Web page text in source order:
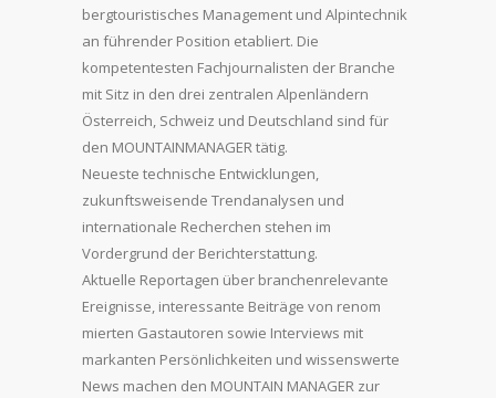
bergtouristisches Management und Alpintechnik
an führender Position etabliert. Die
kompetentesten Fachjournalisten der Branche
mit Sitz in den drei zentralen Alpenländern
Österreich, Schweiz und Deutschland sind für
den MOUNTAINMANAGER tätig.
Neueste technische Entwicklungen,
zukunftsweisende Trendanalysen und
internationale Recherchen stehen im
Vordergrund der Berichterstattung.
Aktuelle Reportagen über branchenrelevante
Ereignisse, interessante Beiträge von renom
mierten Gastautoren sowie Interviews mit
markanten Persönlichkeiten und wissenswerte
News machen den MOUNTAIN MANAGER zur